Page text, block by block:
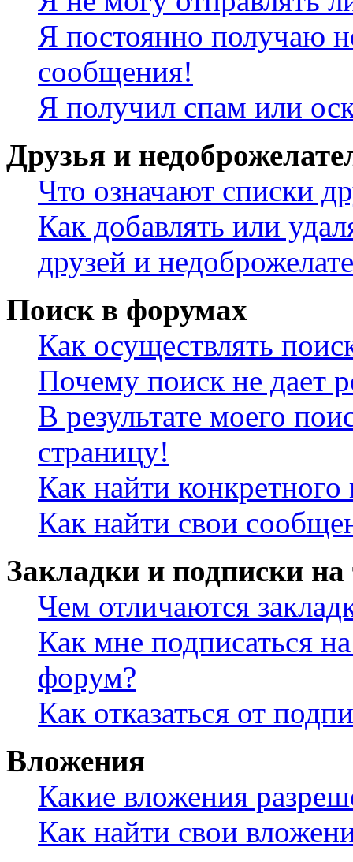
Я постоянно получаю
сообщения!
Я получил спам или
Друзья и
Что означают списки
Как добавлять или
друзей и
Поиск в форумах
Как осуществлять
Почему поиск не дает
В результате моего
страницу!
Как найти конкретного
Как найти свои
Закладки и подписки
Чем отличаются
Как мне подписаться
форум?
Как отказаться от
Вложения
Какие вложения
Как найти свои